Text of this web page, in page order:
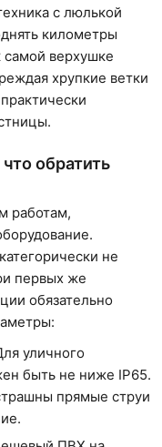
с люлькой
километры
верхушке
хрупкие ветки
обратить
работам,
не
первых же
обязательно
уличного
быть не ниже IP65.
прямые струи